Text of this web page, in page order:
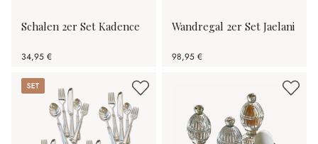
Schalen 2er Set Kadence
34,95 €
Wandregal 2er Set Jaelani
98,95 €
Set